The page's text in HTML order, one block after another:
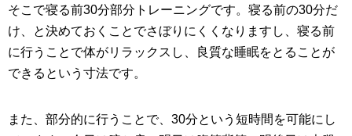
そこで寝る前30分部分トレーニングです。寝る前の30分だ
け、と決めておくことでさぼりにくくなりますし、寝る前
に行うことで体がリラックスし、良質な睡眠をとることが
できるという寸法です。
また、部分的に行うことで、30分という短時間を可能にし